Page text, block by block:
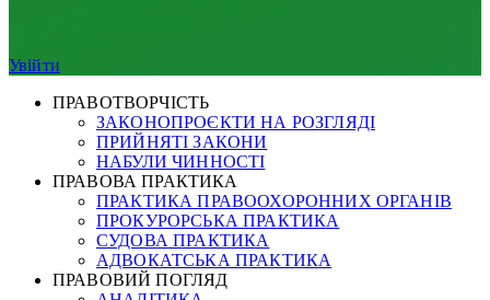
Увійти
ПРАВОТВОРЧІСТЬ
ЗАКОНОПРОЄКТИ НА РОЗГЛЯДІ
ПРИЙНЯТІ ЗАКОНИ
НАБУЛИ ЧИННОСТІ
ПРАВОВА ПРАКТИКА
ПРАКТИКА ПРАВООХОРОННИХ ОРГАНІВ
ПРОКУРОРСЬКА ПРАКТИКА
СУДОВА ПРАКТИКА
АДВОКАТСЬКА ПРАКТИКА
ПРАВОВИЙ ПОГЛЯД